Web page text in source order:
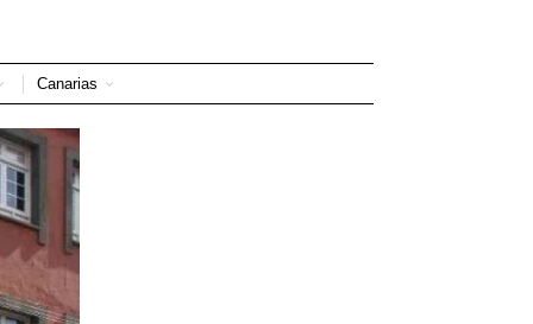
Canarias